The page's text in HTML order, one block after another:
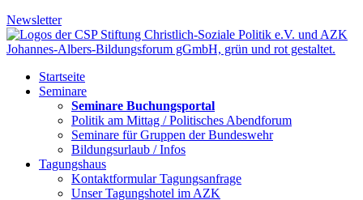
Newsletter
Startseite
Seminare
Seminare Buchungsportal
Politik am Mittag / Politisches Abendforum
Seminare für Gruppen der Bundeswehr
Bildungsurlaub / Infos
Tagungshaus
Kontaktformular Tagungsanfrage
Unser Tagungshotel im AZK